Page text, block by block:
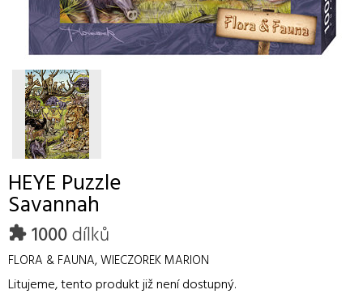
HEYE Puzzle
Savannah
1000dílků
FLORA & FAUNA, WIECZOREK MARION
Litujeme, tento produkt již není dostupný.